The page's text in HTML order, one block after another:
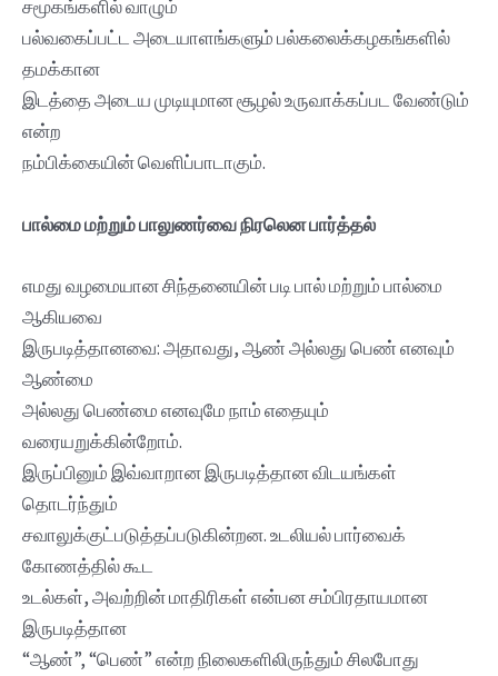
சமூகங்களில் வாழும்
பல்வகைப்பட்ட அடையாளங்களும் பல்கலைக்கழகங்களில்
தமக்கான
இடத்தை அடைய முடியுமான சூழல் உருவாக்கப்பட வேண்டும்
என்ற
நம்பிக்கையின் வெளிப்பாடாகும்.
பால்மை மற்றும் பாலுணர்வை நிரலென பார்த்தல்
எமது வழமையான சிந்தனையின் படி பால் மற்றும் பால்மை
ஆகியவை
இருபடித்தானவை: அதாவது, ஆண் அல்லது பெண் எனவும்
ஆண்மை
அல்லது பெண்மை எனவுமே நாம் எதையும்
வரையறுக்கின்றோம்.
இருப்பினும் இவ்வாறான இருபடித்தான விடயங்கள்
தொடர்ந்தும்
சவாலுக்குட்படுத்தப்படுகின்றன. உடலியல் பார்வைக்
கோணத்தில் கூட
உடல்கள், அவற்றின் மாதிரிகள் என்பன சம்பிரதாயமான
இருபடித்தான
“ஆண்”, “பெண்” என்ற நிலைகளிலிருந்தும் சிலபோது